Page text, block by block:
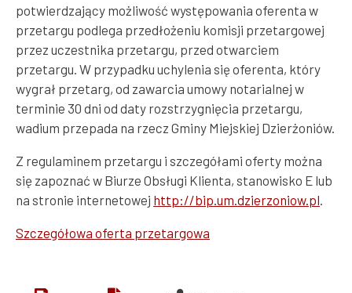
potwierdzający możliwość występowania oferenta w
przetargu podlega przedłożeniu komisji przetargowej
przez uczestnika przetargu, przed otwarciem
przetargu. W przypadku uchylenia się oferenta, który
wygrał przetarg, od zawarcia umowy notarialnej w
terminie 30 dni od daty rozstrzygnięcia przetargu,
wadium przepada na rzecz Gminy Miejskiej Dzierżoniów.
Z regulaminem przetargu i szczegółami oferty można
się zapoznać w Biurze Obsługi Klienta, stanowisko E lub
na stronie internetowej http://bip.um.dzierzoniow.pl.
Szczegółowa oferta przetargowa